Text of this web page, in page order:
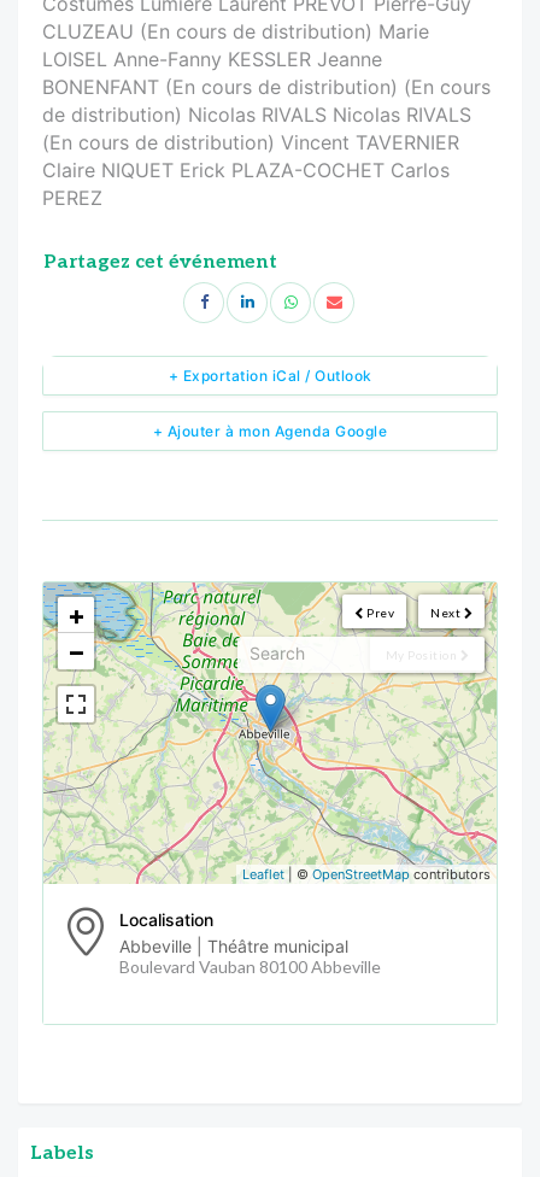
CLUZEAU (En cours de distribution) Marie
LOISEL Anne-Fanny KESSLER Jeanne
BONENFANT (En cours de distribution) (En cours
de distribution) Nicolas RIVALS Nicolas RIVALS
(En cours de distribution) Vincent TAVERNIER
Claire NIQUET Erick PLAZA-COCHET Carlos
PEREZ
Partagez cet événement
+ Ajouter à mon Agenda Google
+ Exportation iCal / Outlook
Next
Prev
My Position
<!---->
+
−
Leaflet | © OpenStreetMap contributors
Localisation
Abbeville | Théâtre municipal
Boulevard Vauban 80100 Abbeville
Labels